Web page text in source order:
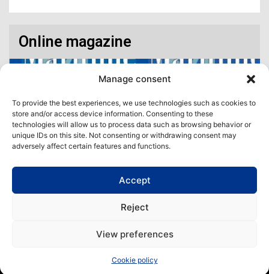
Manage consent
To provide the best experiences, we use technologies such as cookies to
store and/or access device information. Consenting to these
technologies will allow us to process data such as browsing behavior or
unique IDs on this site. Not consenting or withdrawing consent may
adversely affect certain features and functions.
Accept
Reject
View preferences
Cookie policy
Online magazine
digital format! All in one place!